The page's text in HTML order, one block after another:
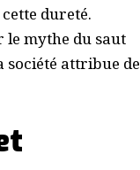
dureté.
le mythe du saut
société attribue de